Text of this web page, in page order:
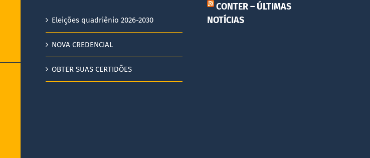
Eleições quadriênio 2026-2030
NOVA CREDENCIAL
OBTER SUAS CERTIDÕES
CONTER – ÚLTIMAS
NOTÍCIAS